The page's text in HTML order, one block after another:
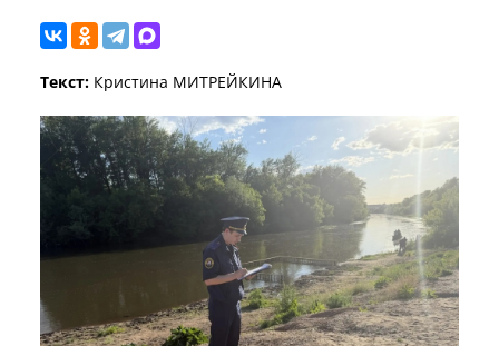
Текст: Кристина МИТРЕЙКИНА